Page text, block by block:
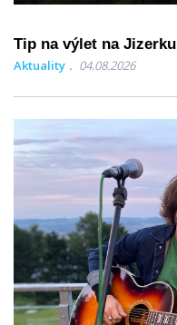
Tip na výlet na Jizerku
Aktuality 04.08.2026